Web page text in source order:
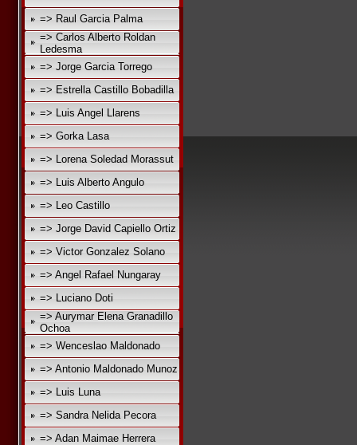
=> Raul Garcia Palma
=> Carlos Alberto Roldan
Ledesma
=> Jorge Garcia Torrego
=> Estrella Castillo Bobadilla
=> Luis Angel Llarens
=> Gorka Lasa
=> Lorena Soledad Morassut
=> Luis Alberto Angulo
=> Leo Castillo
=> Jorge David Capiello Ortiz
=> Victor Gonzalez Solano
=> Angel Rafael Nungaray
=> Luciano Doti
=> Aurymar Elena Granadillo
Ochoa
=> Wenceslao Maldonado
=> Antonio Maldonado Munoz
=> Luis Luna
=> Sandra Nelida Pecora
=> Adan Maimae Herrera